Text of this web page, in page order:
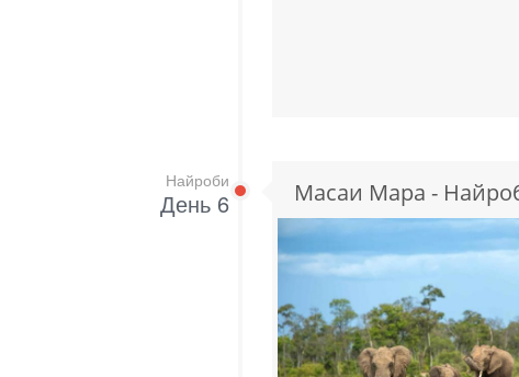
Найроби
День 6 Масаи Мара -